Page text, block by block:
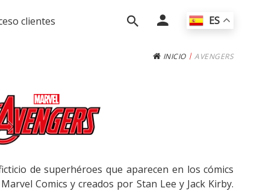
ES
clientes
INICIO | AVENGERS
de superhéroes que aparecen en los cómics
Comics y creados por Stan Lee y Jack Kirby.